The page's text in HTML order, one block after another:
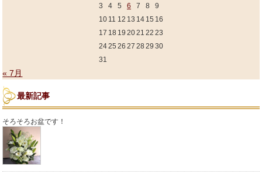
3
4 5 6 7 8
9
10 11 12 13 14 15 16
17 18 19 2021 22 23
2425 26 27 28 29 30
31
« 7月
最新記事
そろそろお盆です！